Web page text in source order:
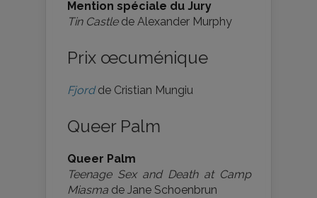
Mention spéciale du Jury
Tin Castlede Alexander Murphy
Prix œcuménique
Fjordde Cristian Mungiu
Queer Palm
Queer Palm
Teenage Sex and Death at Camp
Miasma de Jane Schoenbrun